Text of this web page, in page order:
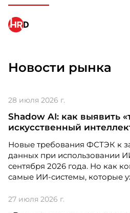
поколения Z
для 430 кофеен и сделал её
Solution
подчеркивают, что основной
сокращение штата, а
Новости рынка
28 июля 2026 г.
Shadow AI: как выявить
искусственный
Новые требования ФСТЭК к
данных при использовании
сентября 2026 года. Но как
самые ИИ-системы, которые
безопасности?
27 июля 2026 г.